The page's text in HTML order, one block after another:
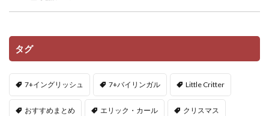
タグ
7+イングリッシュ 7+バイリンガル Little Critter
おすすめまとめ エリック・カール クリスマス